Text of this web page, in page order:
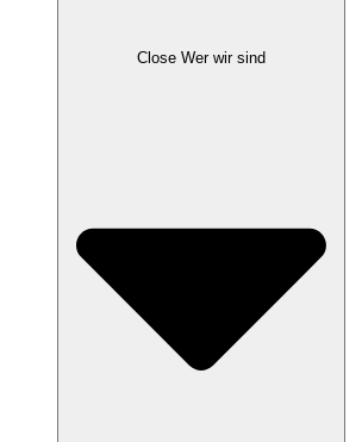
Close Wer wir sind